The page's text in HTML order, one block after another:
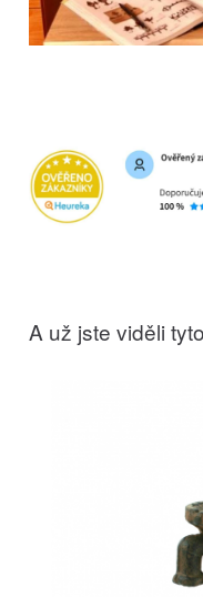
A už jste viděli